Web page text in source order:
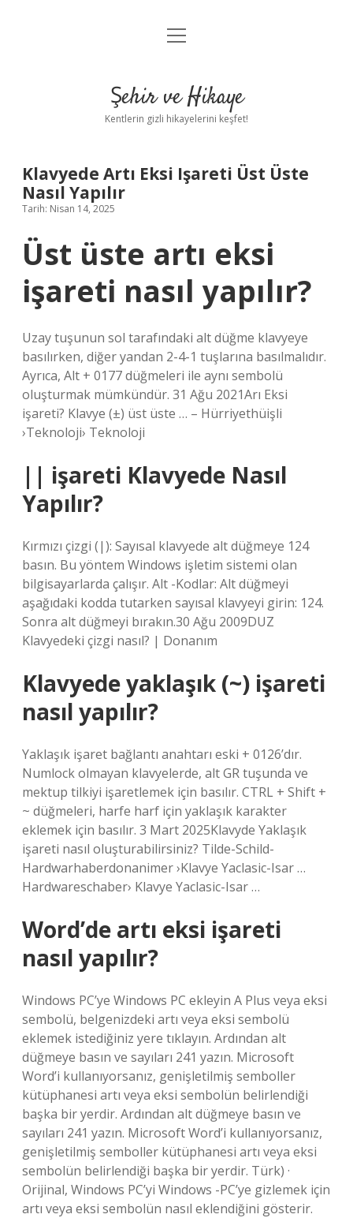
Anasayfa
Yasal Uyarı
menüyü
Şehir ve Hikaye
Kentlerin gizli hikayelerini keşfet!
Klavyede Artı Eksi Işareti Üst Üste
Nasıl Yapılır
Tarih: Nisan 14, 2025
Üst üste artı eksi
işareti nasıl yapılır?
Uzay tuşunun sol tarafındaki alt düğme klavyeye
basılırken, diğer yandan 2-4-1 tuşlarına basılmalıdır.
Ayrıca, Alt + 0177 düğmeleri ile aynı sembolü
oluşturmak mümkündür. 31 Ağu 2021Arı Eksi
işareti? Klavye (±) üst üste … – Hürriyethüişli
›Teknoloji› Teknoloji
|| işareti Klavyede Nasıl
Yapılır?
Kırmızı çizgi (|): Sayısal klavyede alt düğmeye 124
basın. Bu yöntem Windows işletim sistemi olan
bilgisayarlarda çalışır. Alt -Kodlar: Alt düğmeyi
aşağıdaki kodda tutarken sayısal klavyeyi girin: 124.
Sonra alt düğmeyi bırakın.30 Ağu 2009DUZ
Klavyedeki çizgi nasıl? | Donanım
Klavyede yaklaşık (~) işareti
nasıl yapılır?
Yaklaşık işaret bağlantı anahtarı eski + 0126’dır.
Numlock olmayan klavyelerde, alt GR tuşunda ve
mektup tilkiyi işaretlemek için basılır. CTRL + Shift +
~ düğmeleri, harfe harf için yaklaşık karakter
eklemek için basılır. 3 Mart 2025Klavyde Yaklaşık
işareti nasıl oluşturabilirsiniz? Tilde-Schild-
Hardwarhaberdonanimer ›Klavye Yaclasic-Isar …
Hardwareschaber› Klavye Yaclasic-Isar …
Word’de artı eksi işareti
nasıl yapılır?
Windows PC’ye Windows PC ekleyin A Plus veya eksi
sembolü, belgenizdeki artı veya eksi sembolü
eklemek istediğiniz yere tıklayın. Ardından alt
düğmeye basın ve sayıları 241 yazın. Microsoft
Word’i kullanıyorsanız, genişletilmiş semboller
kütüphanesi artı veya eksi sembolün belirlendiği
başka bir yerdir. Ardından alt düğmeye basın ve
sayıları 241 yazın. Microsoft Word’i kullanıyorsanız,
genişletilmiş semboller kütüphanesi artı veya eksi
sembolün belirlendiği başka bir yerdir. Türk) ·
Orijinal, Windows PC’yi Windows -PC’ye gizlemek için
artı veya eksi sembolün nasıl eklendiğini gösterir.